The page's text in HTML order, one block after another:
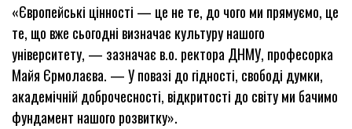
«Європейські цінності — це не те, до чого ми прямуємо, це
те, що вже сьогодні визначає культуру нашого
університету, — зазначає в.о. ректора ДНМУ, професорка
Майя Єрмолаєва. — У повазі до гідності, свободі думки,
академічній доброчесності, відкритості до світу ми бачимо
фундамент нашого розвитку».